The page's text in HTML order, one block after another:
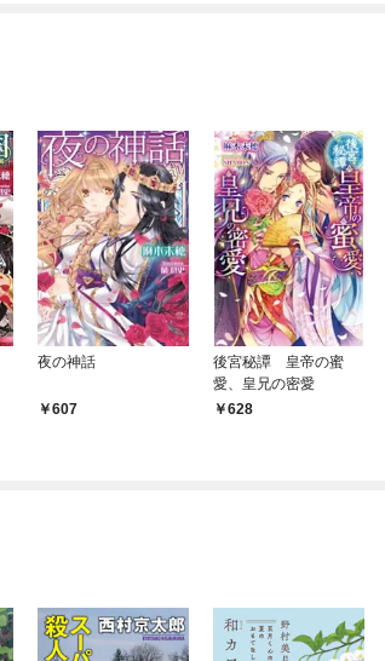
夜の神話
607
後宮秘譚 皇帝の蜜
愛、皇兄の密愛
628